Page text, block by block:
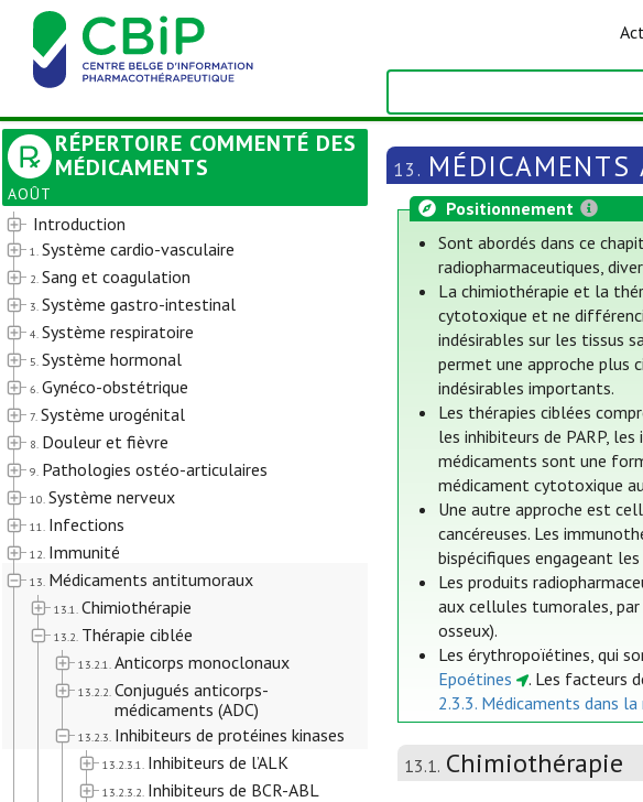
RÉPERTOIRE COMMENTÉ DES
MÉDICAMENTS
AOÛT
Introduction
1. Système cardio-vasculaire
2. Sang et coagulation
3. Système gastro-intestinal
4. Système respiratoire
5. Système hormonal
6. Gynéco-obstétrique
7. Système urogénital
8. Douleur et fièvre
9. Pathologies ostéo-articulaires
10. Système nerveux
11. Infections
12. Immunité
13. Médicaments antitumoraux
13.1. Chimiothérapie
13.2. Thérapie ciblée
13.2.1. Anticorps monoclonaux
13.2.2. Conjugués anticorps-
médicaments (ADC)
13.2.3. Inhibiteurs de protéines kinases
13.2.3.1. Inhibiteurs de l’ALK
13.2.3.2. Inhibiteurs de BCR-ABL
13.
Positionnement
Sont abordés dans ce
radiopharmaceutiques,
La chimiothérapie et la
cytotoxique et ne
indésirables sur les tissus
permet une approche plus
indésirables importants.
Les thérapies ciblées
les inhibiteurs de PARP,
médicaments sont une
médicament cytotoxique
Une autre approche est
cancéreuses. Les
bispécifiques engageant
Les produits
aux cellules tumorales,
osseux).
Les érythropoïétines, qui
Epoétines
. Les facteurs
2.3.3. Médicaments dans
13.1. Chimiothérapie